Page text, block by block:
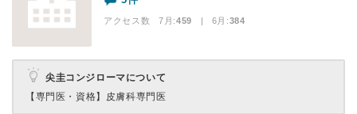
アクセス数 7月:459 | 6月:384
尖圭コンジローマについて
【専門医・資格】 皮膚科専門医